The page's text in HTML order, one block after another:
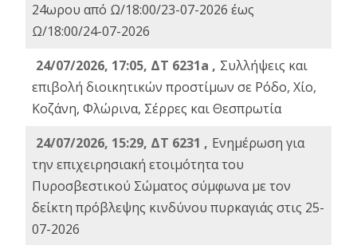
24ωρου από Ω/18:00/23-07-2026 έως
Ω/18:00/24-07-2026
24/07/2026, 17:05, ΔΤ 6231a , Συλλήψεις και
επιβολή διοικητικών προστίμων σε Ρόδο, Χίο,
Κοζάνη, Φλώρινα, Σέρρες και Θεσπρωτία
24/07/2026, 15:29, ΔΤ 6231 , Ενημέρωση για
την επιχειρησιακή ετοιμότητα του
Πυροσβεστικού Σώματος σύμφωνα με τον
δείκτη πρόβλεψης κινδύνου πυρκαγιάς στις 25-
07-2026